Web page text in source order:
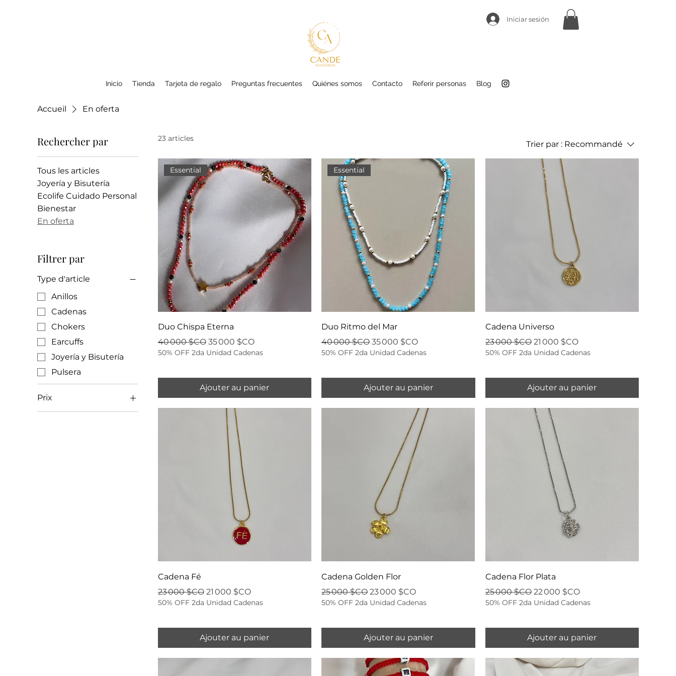
Iniciar sesión
Inicio Tienda Tarjeta de regalo Preguntas frecuentes Quiénes somos Contacto Referir personas Blog
Accueil En oferta
Rechercher par
Tous les articles
Joyería y Bisutería
Ecolife Cuidado Personal
Bienestar
En oferta
Filtrer par
Type d'article
Anillos
Cadenas
Chokers
Earcuffs
Joyería y Bisutería
Pulsera
Prix
23 articles
Trier par : Recommandé
Essential
Duo Chispa Eterna
Prix original
40 000 $CO Prix promotionnel
35 000 $CO
50% OFF 2da Unidad Cadenas
Ajouter au panier
Essential
Duo Ritmo del Mar
Prix original
40 000 $COPrix promotionnel
35 000 $CO
50% OFF 2da Unidad Cadenas
Ajouter au panier
Cadena Universo
Prix original
23 000 $CO Prix promotionnel
21 000 $CO
50% OFF 2da Unidad Cadenas
Ajouter au panier
Cadena Fé
Prix original
23 000 $CO Prix promotionnel
21 000 $CO
50% OFF 2da Unidad Cadenas
Ajouter au panier
Cadena Golden Flor
Prix original
25 000 $COPrix promotionnel
23 000 $CO
50% OFF 2da Unidad Cadenas
Ajouter au panier
Cadena Flor Plata
Prix original
25 000 $CO Prix promotionnel
22 000 $CO
50% OFF 2da Unidad Cadenas
Ajouter au panier